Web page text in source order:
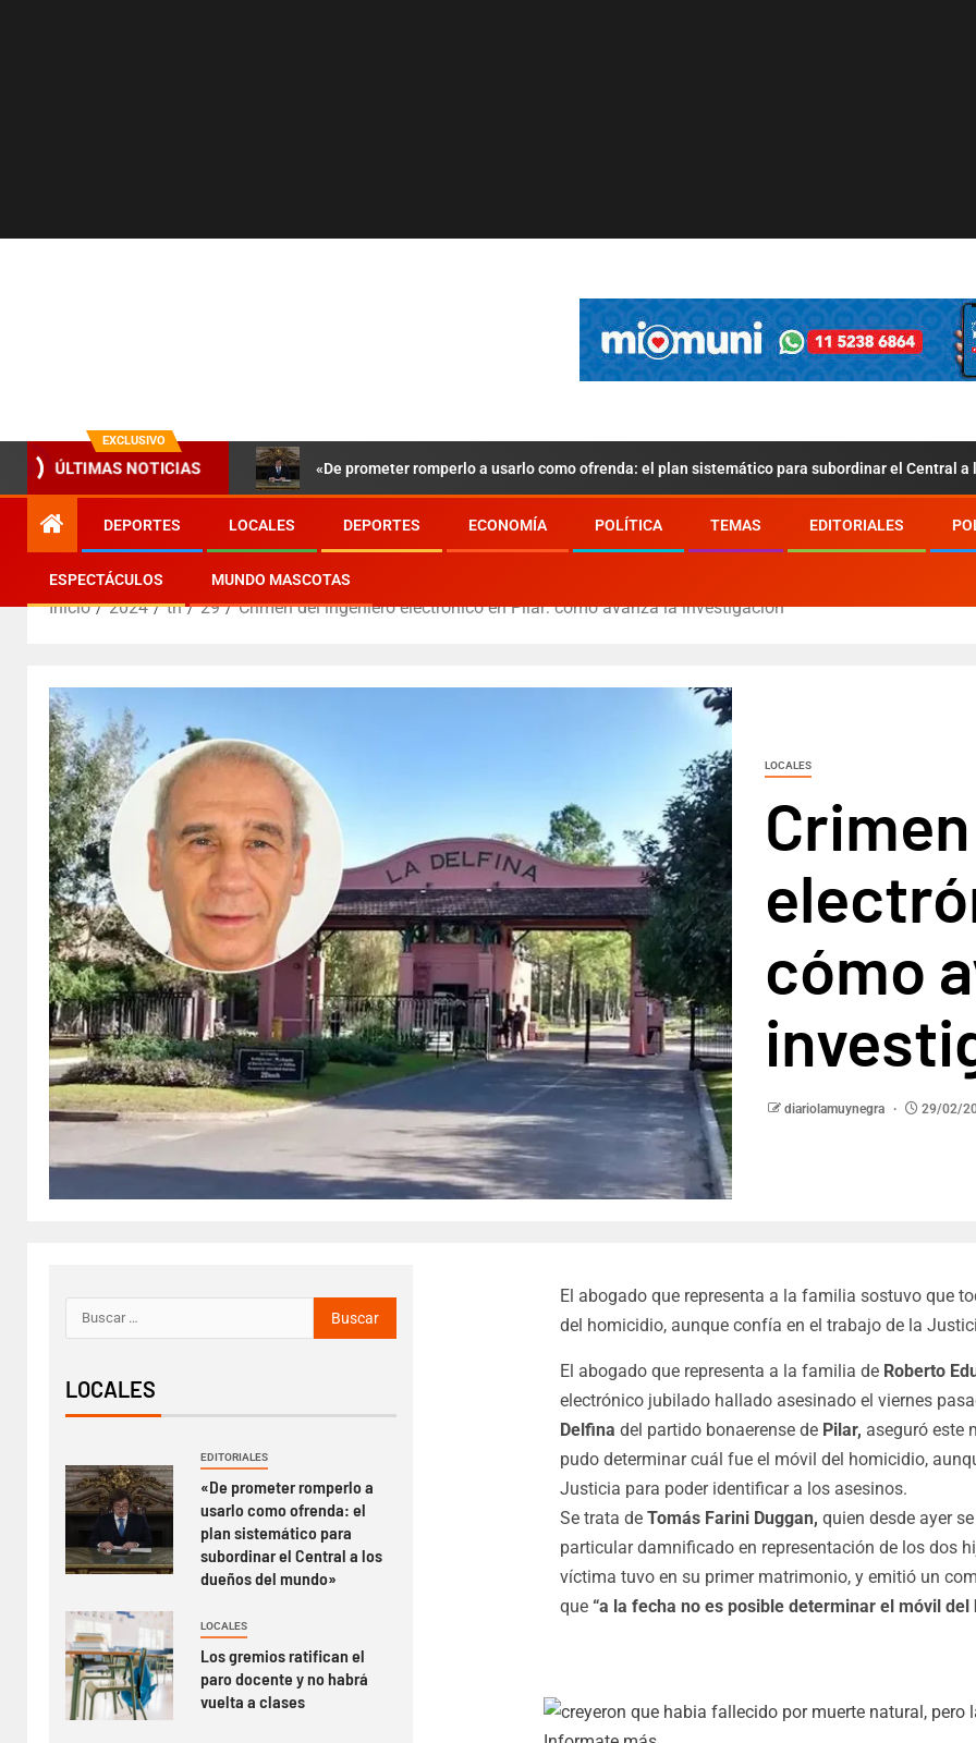
EXCLUSIVO
ÚLTIMAS NOTICIAS «De prometer romperlo a usarlo como ofrenda: el plan sistemático para subordinar el Central a
DEPORTES LOCALES DEPORTES ECONOMÍA POLÍTICA TEMAS EDITORIALES
ESPECTÁCULOS MUNDO MASCOTAS
Inicio 2024 th 29 Crimen del ingeniero electrónico en Pilar: cómo avanza la investigación
LOCALES
cómo
diariolamuynegra 29/02/
El abogado que representa a la familia sostuvo que
del homicidio, aunque confía en el trabajo de la
El abogado que representa a la familia de Roberto
electrónico jubilado hallado asesinado el viernes
Delfina del partido bonaerense de Pilar, aseguró este
pudo determinar cuál fue el móvil del homicidio,
Justicia para poder identificar a los asesinos.
Se trata de Tomás Farini Duggan, quien desde ayer
particular damnificado en representación de los dos
víctima tuvo en su primer matrimonio, y emitió un
que “a la fecha no es posible determinar el móvil del
LOCALES
EDITORIALES
«De prometer romperlo a
usarlo como ofrenda: el
plan sistemático para
subordinar el Central a los
dueños del mundo»
LOCALES
Los gremios ratifican el
paro docente y no habrá
vuelta a clases